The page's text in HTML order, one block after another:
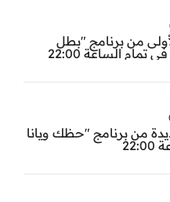
من برنامج "بطل
الساعة 22:00
من برنامج "حظك ويانا